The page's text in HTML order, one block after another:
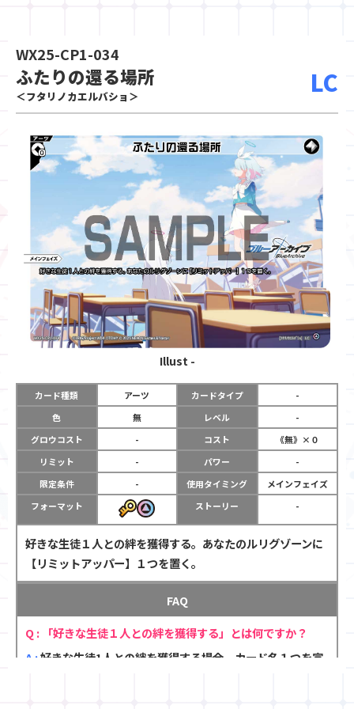
WX25-CP1-034
ふたりの還る場所
＜フタリノカエルバショ＞ LC
Illust -
カード種類 アーツ カードタイプ
-
色
無 レベル
-
グロウコスト
- コスト
《無》×０
リミット
- パワー
-
限定条件
- 使用タイミング
メインフェイズ
フォーマット
ストーリー -
好きな生徒１人との絆を獲得する。あなたのルリグゾーンに
【リミットアッパー】１つを置く。
FAQ
「好きな生徒１人との絆を獲得する」とは何ですか？
好きな生徒1人との絆を獲得する場合、カード名１つを宣